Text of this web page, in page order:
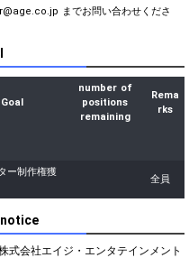
までお問い合わせくださ
number of
positions
remaining
Rema
rks
ー制作権獲
全員
式会社エイジ・エンタテインメント